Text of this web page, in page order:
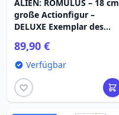
ALIEN: ROMULUS – 18 cm
große Actionfigur –
DELUXE Exemplar des
Xenomorphs XX121
89,90 €
Verfügbar